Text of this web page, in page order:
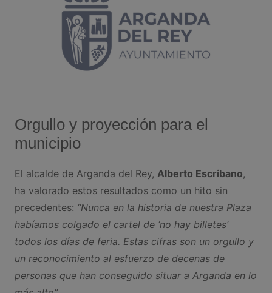
Orgullo y proyección para el
municipio
El alcalde de Arganda del Rey, Alberto Escribano,
ha valorado estos resultados como un hito sin
precedentes: “Nunca en la historia de nuestra Plaza
habíamos colgado el cartel de ‘no hay billetes’
todos los días de feria. Estas cifras son un orgullo y
un reconocimiento al esfuerzo de decenas de
personas que han conseguido situar a Arganda en lo